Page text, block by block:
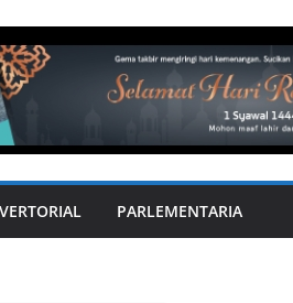
PARLEMENTARIA